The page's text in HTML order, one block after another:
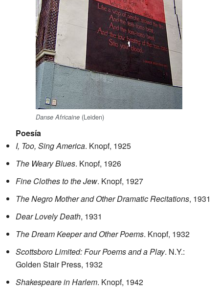
Danse Africaine (Leiden)
Poesía
I, Too, Sing America. Knopf, 1925
The Weary Blues. Knopf, 1926
Fine Clothes to the Jew. Knopf, 1927
The Negro Mother and Other Dramatic Recitations, 1931
Dear Lovely Death, 1931
The Dream Keeper and Other Poems. Knopf, 1932
Scottsboro Limited: Four Poems and a Play. N.Y.:
Golden Stair Press, 1932
Shakespeare in Harlem. Knopf, 1942